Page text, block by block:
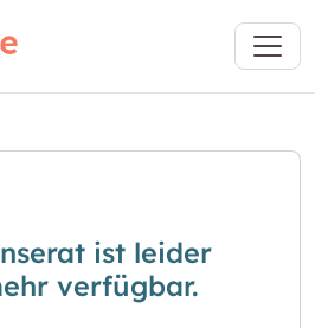
ist leider
verfügbar.